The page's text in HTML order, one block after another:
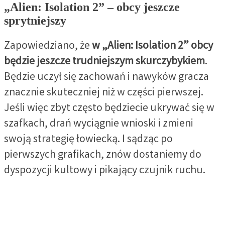
„Alien: Isolation 2” – obcy jeszcze
sprytniejszy
Zapowiedziano, żew „Alien: Isolation 2” obcy
będzie jeszcze trudniejszym skurczybykiem.
Będzie uczył się zachowań i nawyków gracza
znacznie skuteczniej niż w części pierwszej.
Jeśli więc zbyt często będziecie ukrywać się w
szafkach, drań wyciągnie wnioski i zmieni
swoją strategię łowiecką. I sądząc po
pierwszych grafikach, znów dostaniemy do
dyspozycji kultowy i pikający czujnik ruchu.